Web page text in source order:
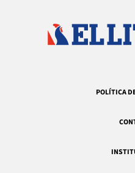
POLÍTICA